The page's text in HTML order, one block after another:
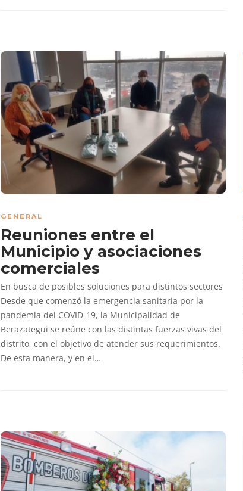
GENERAL
Reuniones entre el
Municipio y asociaciones
comerciales
En busca de posibles soluciones para distintos sectores
Desde que comenzó la emergencia sanitaria por la
pandemia del COVID-19, la Municipalidad de
Berazategui se reúne con las distintas fuerzas vivas del
distrito, con el objetivo de atender sus requerimientos.
De esta manera, y en el…